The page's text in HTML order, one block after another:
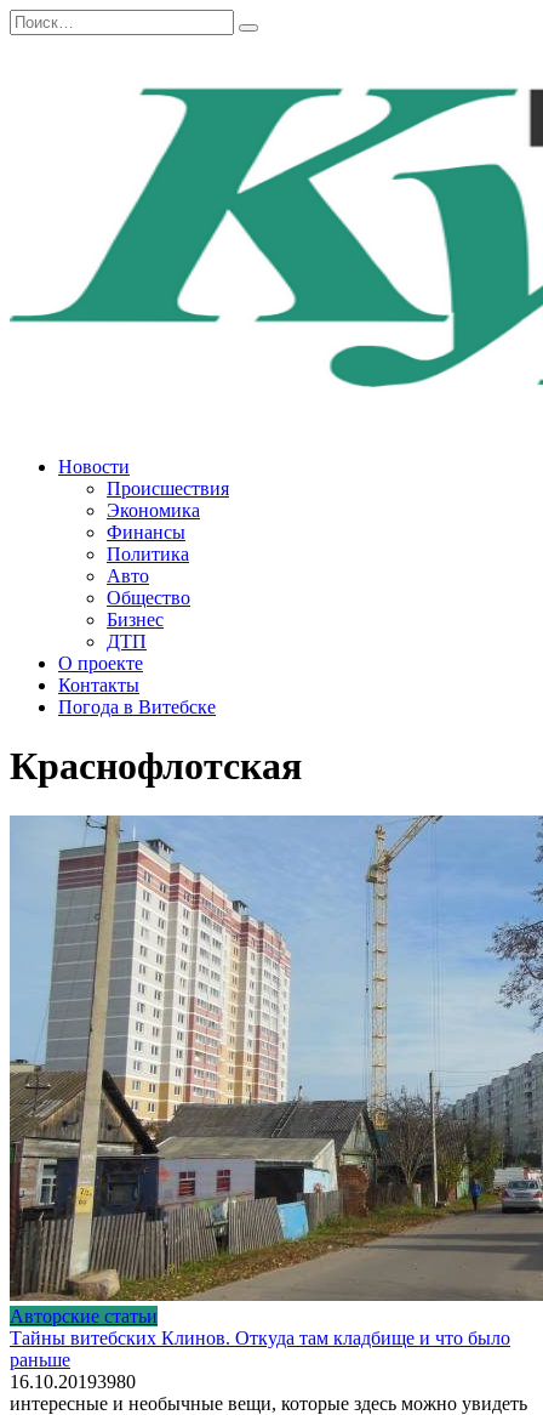
Перейти
к
Search
for:
Новости
Происшествия
Экономика
Финансы
Политика
Авто
Общество
Бизнес
ДТП
О проекте
Контакты
Погода в Витебске
Краснофлотская
Авторские статьи
Тайны витебских Клинов. Откуда там кладбище и что было
раньше
16.10.20193980
интересные и необычные вещи, которые здесь можно увидеть